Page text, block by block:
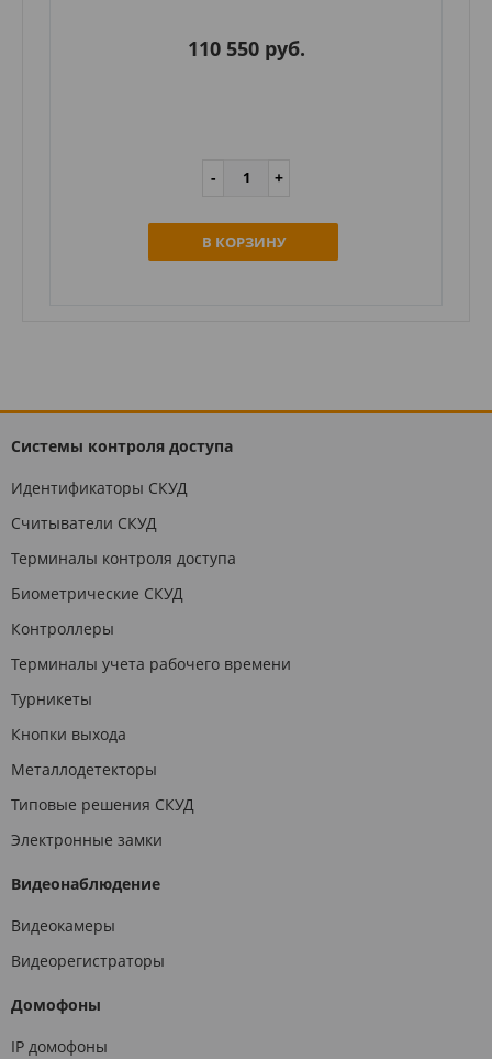
110 550 руб.
В КОРЗИНУ
Системы контроля доступа
Идентификаторы СКУД
Считыватели СКУД
Терминалы контроля доступа
Биометрические СКУД
Контроллеры
Терминалы учета рабочего времени
Турникеты
Кнопки выхода
Металлодетекторы
Типовые решения СКУД
Электронные замки
Видеонаблюдение
Видеокамеры
Видеорегистраторы
Домофоны
IP домофоны